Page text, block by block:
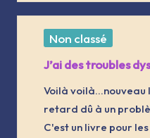
Posted
Non classé
J’ai des troubles
Voilà
retard dû à un
C'est un livre pour